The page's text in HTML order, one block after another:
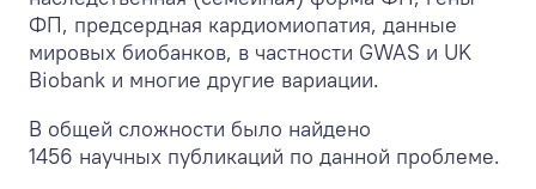
ФП, предсердная кардиомиопатия, данные
мировых биобанков, в частности GWAS и UK
Biobank и многие другие вариации.
В общей сложности было найдено
1456 научных публикаций по данной проблеме.